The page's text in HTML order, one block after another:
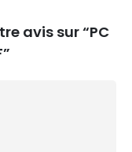
avis sur “PC